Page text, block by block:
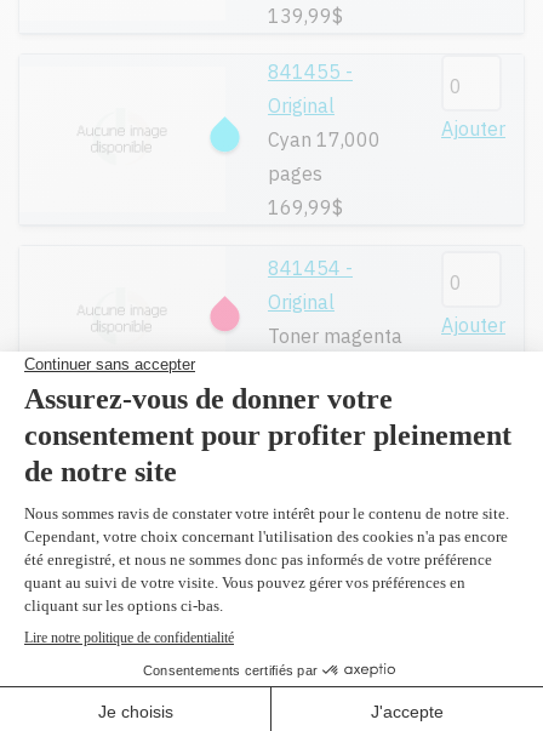
139,99$
841455 -
Original
Cyan 17,000
pages
169,99$
Ajouter
841454 -
Original
Toner magenta
Ajouter
841453 -
Toner jaune
169,99$
Toutes nos cartouches réusinées sont
garanties.